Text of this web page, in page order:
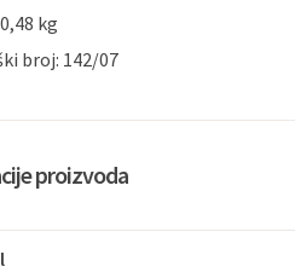
kg
broj: 142/07
proizvoda